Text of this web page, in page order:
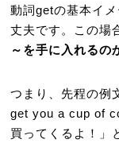
動詞getの基本イ
丈夫です。この場
～を手に入れるの
つまり、先程の例
get you a cup of
買ってくるよ！」